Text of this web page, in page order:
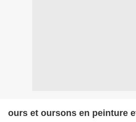
ours et oursons en peinture